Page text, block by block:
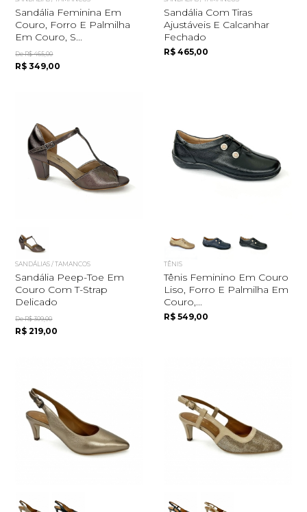
Sandália Feminina Em
Couro, Forro E Palmilha
Em Couro, S...
De R$ 465,00
R$ 349,00
Sandália Com Tiras
Ajustáveis E Calcanhar
Fechado
R$ 465,00
SANDÁLIAS / TAMANCOS
Sandália Peep-Toe Em
Couro Com T-Strap
Delicado
De R$ 309,00
R$ 219,00
TÊNIS
Tênis Feminino Em Couro
Liso, Forro E Palmilha Em
Couro,...
R$ 549,00